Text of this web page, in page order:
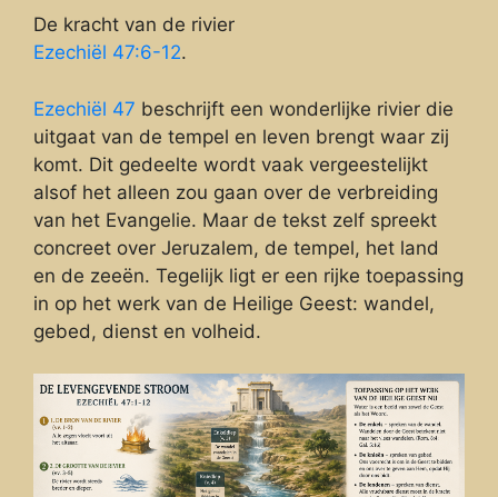
De kracht van de rivier
Ezechiël 47:6-12.
Ezechiël 47 beschrijft een wonderlijke rivier die
uitgaat van de tempel en leven brengt waar zij
komt. Dit gedeelte wordt vaak vergeestelijkt
alsof het alleen zou gaan over de verbreiding
van het Evangelie. Maar de tekst zelf spreekt
concreet over Jeruzalem, de tempel, het land
en de zeeën. Tegelijk ligt er een rijke toepassing
in op het werk van de Heilige Geest: wandel,
gebed, dienst en volheid.